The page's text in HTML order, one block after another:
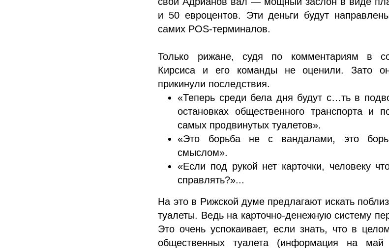
и 50 евроцентов. Эти деньги будут
самих POS-терминалов.
Только рижане, судя по комментариям в
Кирсиса и его команды не оценили. Зато
прикинули последствия.
«Теперь среди бела дня будут с…ть в
остановках общественного транспорта и
самых продвинутых туалетов».
«Это борьба не с вандалами, это
смыслом».
«Если под рукой нет карточки, человеку
справлять?»...
На это в Рижской думе предлагают искать
туалеты. Ведь на карточно-денежную систему
Это очень успокаивает, если знать, что в
общественных туалета (информация на